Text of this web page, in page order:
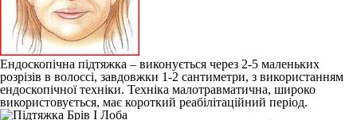
Ендоскопічна підтяжка – виконується через 2-5 маленьких
розрізів в волоссі, завдовжки 1-2 сантиметри, з використанням
ендоскопічної техніки. Техніка малотравматична, широко
використовується, має короткий реабілітаційний період.